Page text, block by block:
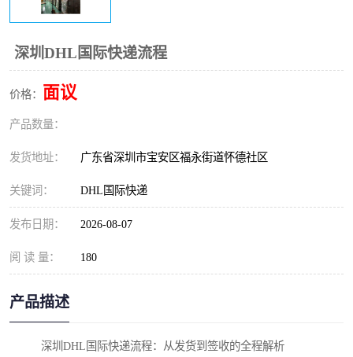
深圳DHL国际快递流程
价格： 面议
产品数量：
发货地址： 广东省深圳市宝安区福永街道怀德社区
关键词： DHL国际快递
发布日期： 2026-08-07
阅 读 量： 180
产品描述
深圳DHL国际快递流程：从发货到签收的全程解析